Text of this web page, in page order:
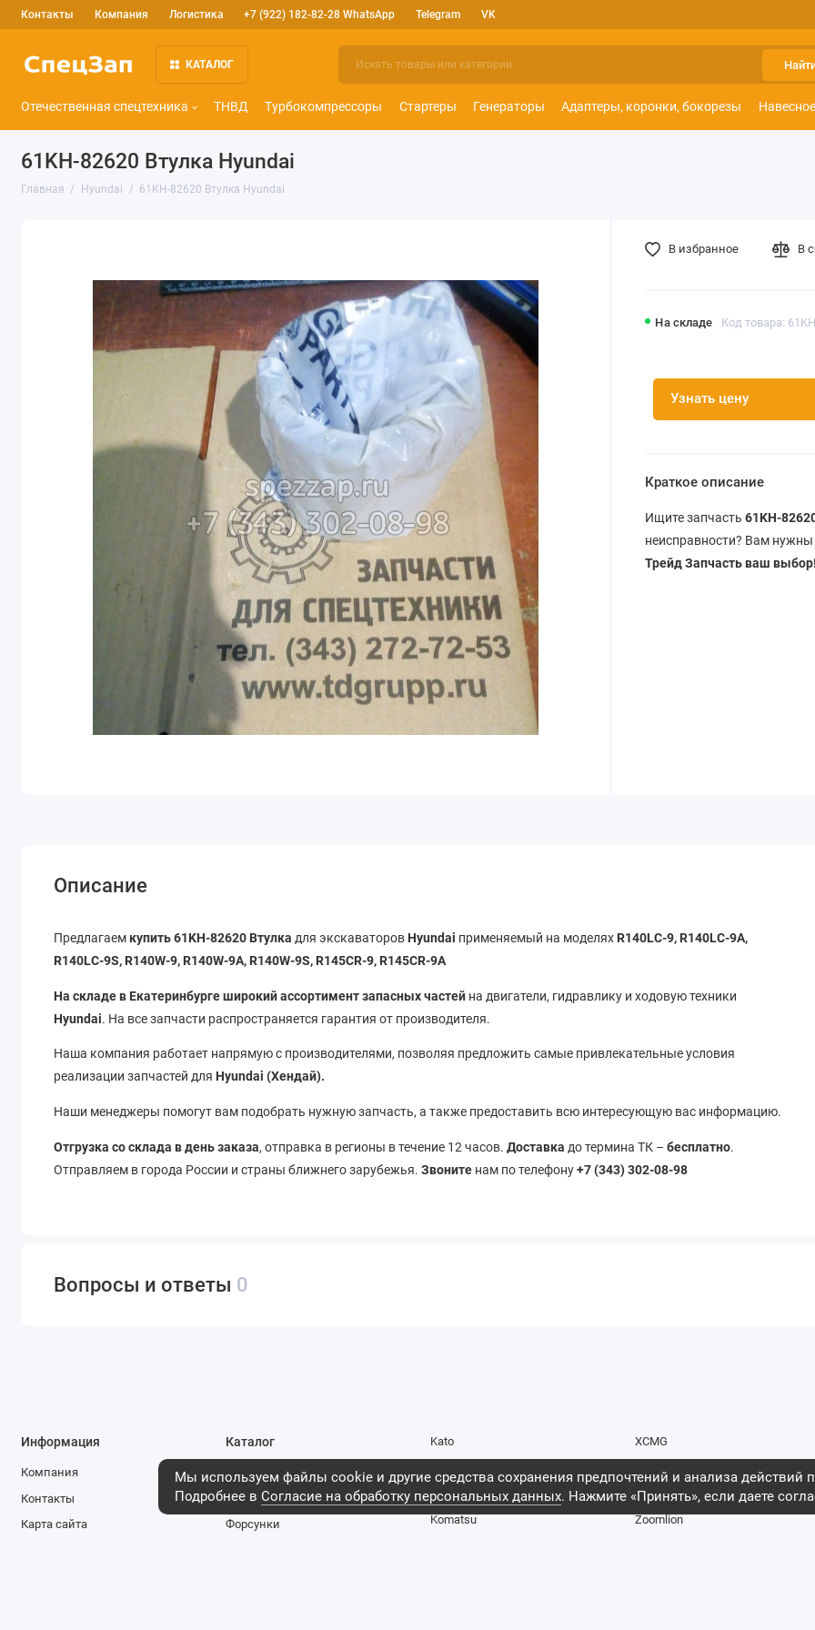
Контакты Компания Логистика +7 (922) 182-82-28 WhatsApp Telegram VK
КАТАЛОГ
Отечественная спецтехника ТНВД Турбокомпрессоры Стартеры Генераторы Адаптеры, коронки, бокорезы
61KH-82620 Втулка Hyundai
Главная Hyundai 61KH-82620 Втулка Hyundai
На складе Код товара:
Узнать цену
В избранное В
Краткое описание
Ищите запчасть 61KH-
неисправности? Вам нужны
Трейд Запчасть ваш выбор!
Описание
Предлагаем купить 61KH-82620 Втулка для экскаваторов Hyundai применяемый на моделях R140LC-9, R140LC-9A,
R140LC-9S, R140W-9, R140W-9A, R140W-9S, R145CR-9, R145CR-9A
На складе в Екатеринбурге широкий ассортимент запасных частей на двигатели, гидравлику и ходовую техники
Hyundai. На все запчасти распространяется гарантия от производителя.
Наша компания работает напрямую с производителями, позволяя предложить самые привлекательные условия
реализации запчастей для Hyundai (Хендай).
Наши менеджеры помогут вам подобрать нужную запчасть, а также предоставить всю интересующую вас информацию.
Отгрузка со склада в день заказа, отправка в регионы в течение 12 часов.Доставка до термина ТК –бесплатно.
Отправляем в города России и страны ближнего зарубежья.Звоните нам по телефону+7 (343) 302-08-98
Вопросы и ответы 0
Мы используем файлы cookie и другие средства сохранения предпочтений и анализа действий
Подробнее в Согласие на обработку персональных данных. Нажмите «Принять», если даете
Информация
Компания
Контакты
Карта сайта
Каталог
Стартеры
Генераторы
Форсунки
Kato
Hitachi
Komatsu
XCMG
SHEHWA
Zoomlion